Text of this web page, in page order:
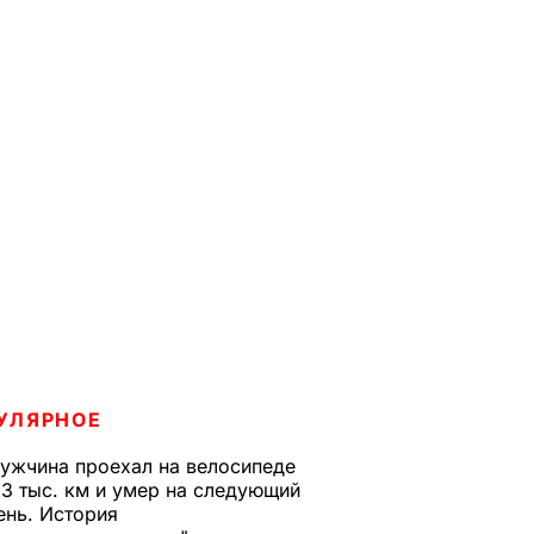
проехал на велосипеде
тыс. км и умер на следующий
История